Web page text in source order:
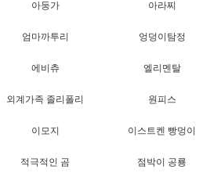
아둥가 아라찌
엄마까투리 엉덩이탐정
에비츄 엘리멘탈
외계가족 졸리폴리 원피스
이모지 이스트켄 빵멍이
적극적인 곰 점박이 공룡